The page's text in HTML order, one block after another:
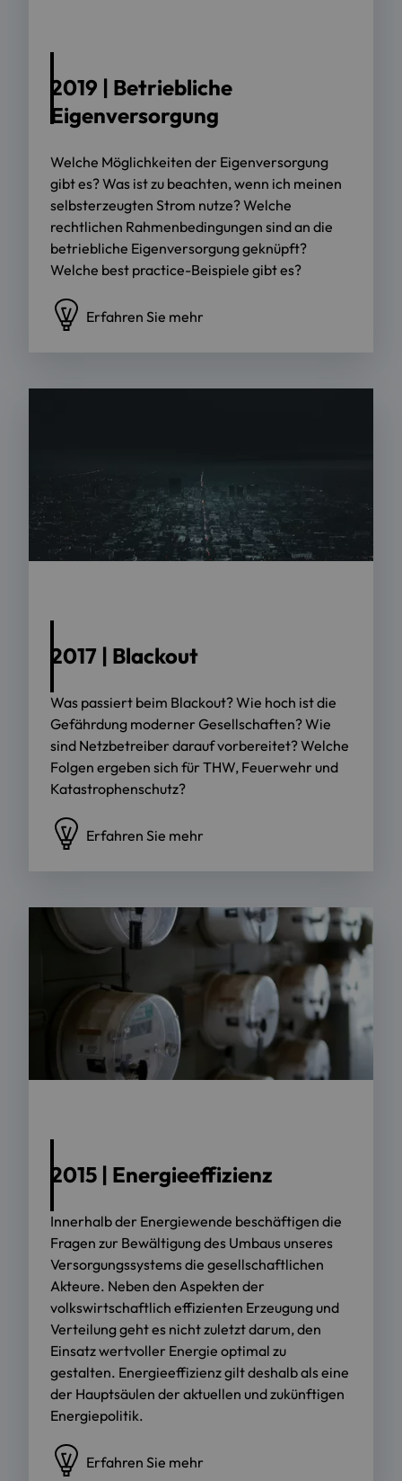
2019 | Betriebliche
Eigenversorgung
Welche Möglichkeiten der Eigenversorgung
gibt es? Was ist zu beachten, wenn ich meinen
selbsterzeugten Strom nutze? Welche
rechtlichen Rahmenbedingungen sind an die
betriebliche Eigenversorgung geknüpft?
Welche best practice-Beispiele gibt es?
Erfahren Sie mehr
2017 | Blackout
Was passiert beim Blackout? Wie hoch ist die
Gefährdung moderner Gesellschaften? Wie
sind Netzbetreiber darauf vorbereitet? Welche
Folgen ergeben sich für THW, Feuerwehr und
Katastrophenschutz?
Erfahren Sie mehr
2015 | Energieeffizienz
Innerhalb der Energiewende beschäftigen die
Fragen zur Bewältigung des Umbaus unseres
Versorgungssystems die gesellschaftlichen
Akteure. Neben den Aspekten der
volkswirtschaftlich effizienten Erzeugung und
Verteilung geht es nicht zuletzt darum, den
Einsatz wertvoller Energie optimal zu
gestalten. Energieeffizienz gilt deshalb als eine
der Hauptsäulen der aktuellen und zukünftigen
Energiepolitik.
Erfahren Sie mehr